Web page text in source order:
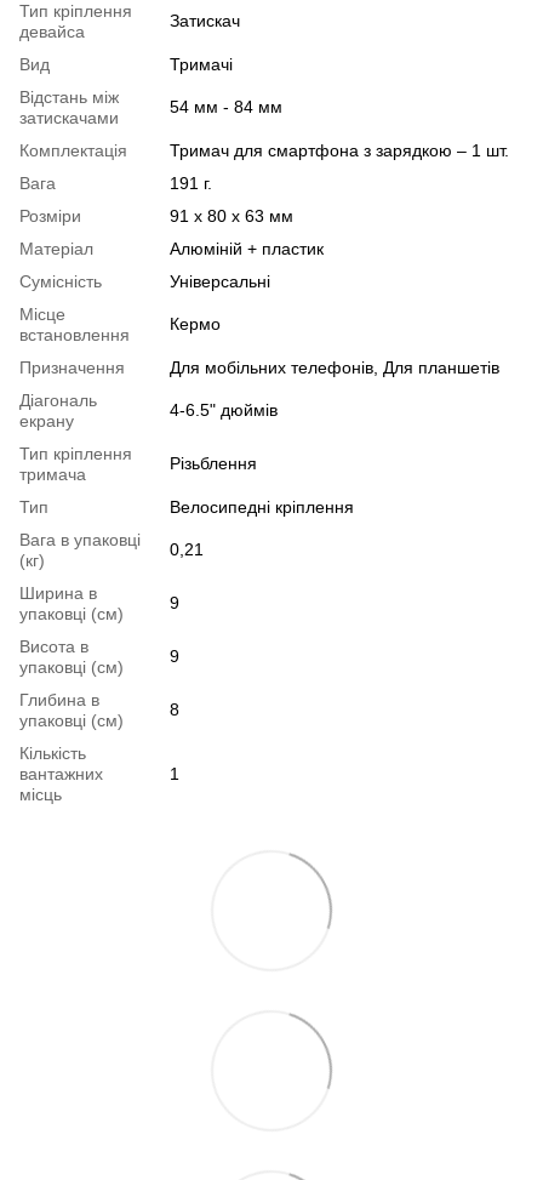
Тип кріплення
девайса
Затискач
Вид
Тримачі
Відстань між
затискачами
54 мм - 84 мм
Комплектація
Тримач для смартфона з зарядкою – 1 шт.
Вага
191 г.
Розміри
91 х 80 х 63 мм
Матеріал
Алюміній + пластик
Сумісність
Універсальні
Місце
встановлення
Кермо
Призначення
Для мобільних телефонів, Для планшетів
Діагональ
екрану
4-6.5" дюймів
Тип кріплення
тримача
Різьблення
Тип
Велосипедні кріплення
Вага в упаковці
(кг)
0,21
Ширина в
упаковці (см)
9
Висота в
упаковці (см)
9
Глибина в
упаковці (см)
8
Кількість
вантажних
місць
1